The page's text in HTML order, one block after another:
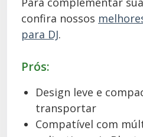
confira nossos
para DJ.
Prós:
Design leve e
transportar
Compatível com